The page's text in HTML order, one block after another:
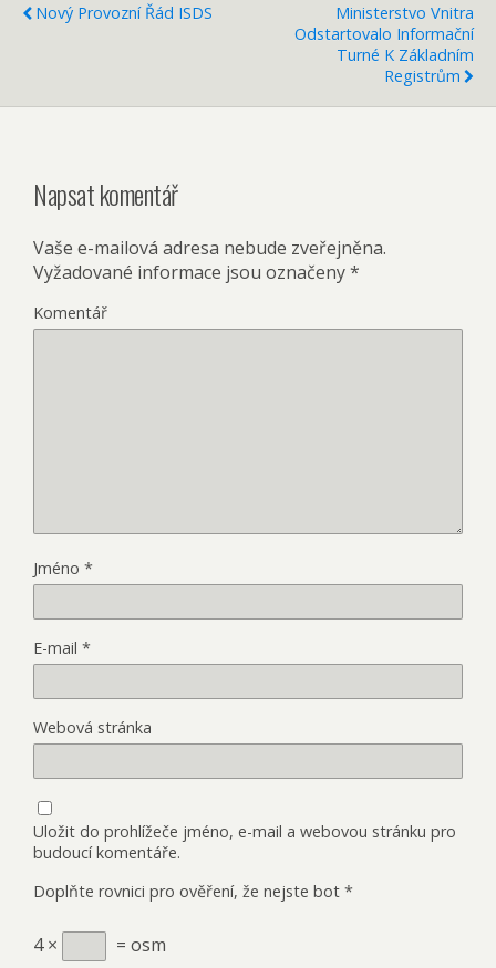
Nový Provozní Řád ISDS
Ministerstvo Vnitra
Odstartovalo Informační
Turné K Základním
Registrům
Napsat komentář
Vaše e-mailová adresa nebude zveřejněna.
Vyžadované informace jsou označeny*
Komentář
Jméno *
E-mail *
Webová stránka
Uložit do prohlížeče jméno, e-mail a webovou stránku pro
budoucí komentáře.
Doplňte rovnici pro ověření, že nejste bot *
4 × = osm